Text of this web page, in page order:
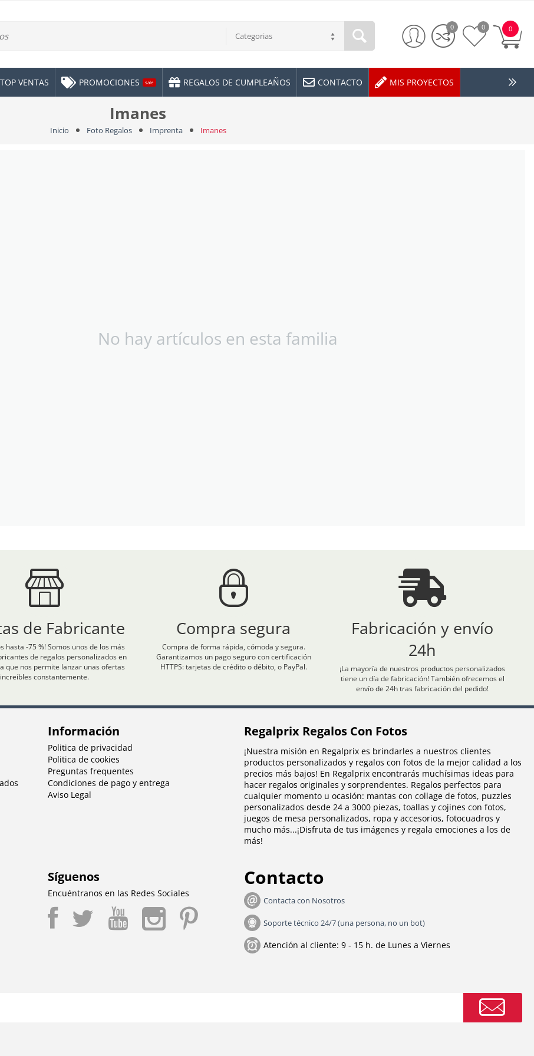
Categorias
0
0 0
TOP VENTAS PROMOCIONES sale REGALOS DE CUMPLEAÑOS CONTACTO MIS PROYECTOS
Imanes
Inicio Foto Regalos Imprenta Imanes
No hay artículos en esta familia
de Fabricante
hasta -75 %! Somos unos de los más
de regalos personalizados en
que nos permite lanzar unas ofertas
increíbles constantemente.
Compra segura
Compra de forma rápida, cómoda y segura.
Garantizamos un pago seguro con certificación
HTTPS: tarjetas de crédito o débito, o PayPal.
Fabricación y envío
24h
¡La mayoría de nuestros productos personalizados
tiene un día de fabricación! También ofrecemos el
envío de 24h tras fabricación del pedido!
Información
Politica de privacidad
Politica de cookies
Preguntas frequentes
Condiciones de pago y entrega
Aviso Legal
Regalprix Regalos Con Fotos
¡Nuestra misión en Regalprix es brindarles a nuestros clientes
productos personalizados y regalos con fotos de la mejor calidad a los
precios más bajos! En Regalprix encontrarás muchísimas ideas para
hacer regalos originales y sorprendentes. Regalos perfectos para
cualquier momento u ocasión: mantas con collage de fotos, puzzles
personalizados desde 24 a 3000 piezas,toallas ycojines con fotos,
juegos de mesa personalizados, ropa y accesorios,fotocuadros y
mucho más...¡Disfruta de tus imágenes y regala emociones a los de
más!
Síguenos
Encuéntranos en las Redes Sociales
Contacto
Contacta con Nosotros
Soporte técnico 24/7 (una persona, no un bot)
Atención al cliente: 9 - 15 h. de Lunes a Viernes